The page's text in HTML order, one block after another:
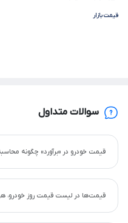
قیمت بازار
سوالات متداول
قیمت خودرو در «برآورد» چگونه
قیمت‌ها در لیست قیمت روز خودرو،